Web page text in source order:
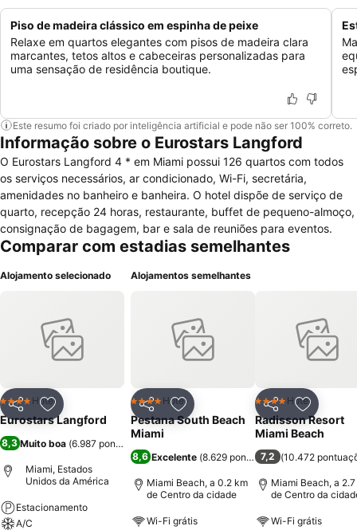
Piso de madeira clássico em espinha de peixe
Relaxe em quartos elegantes com pisos de madeira clara
marcantes, tetos altos e cabeceiras personalizadas para
uma sensação de residência boutique.
Este resumo foi criado por inteligência artificial e pode não ser 100% correto.
Informação sobre o Eurostars Langford
O Eurostars Langford 4 * em Miami possui 126 quartos com todos
os serviços necessários, ar condicionado, Wi-Fi, secretária,
amenidades no banheiro e banheira. O hotel dispõe de serviço de
quarto, recepção 24 horas, restaurante, buffet de pequeno-almoço,
consignação de bagagem, bar e sala de reuniões para eventos.
Comparar com estadias semelhantes
Alojamento selecionado
PartilharAdicionar aos favoritos
4 EstrelasHotel
Eurostars Langford
8,3 Muito boa (6.987 pontuações
Miami, Estados
Unidos da América
Estacionamento
A/C
Alojamentos semelhantes
PartilharAdicionar aos favoritos
4 EstrelasHotel
Pestana South Beach
Miami
8,6 Excelente (8.629 pontuações)
Miami Beach, a 0.2 km
de Centro da cidade
Wi-Fi grátis
Partilhar
4 EstrelasHotel
Radisson Resort
Miami Beach
7,2 (10.472
Miami Beach, a
de Centro da
Wi-Fi grátis